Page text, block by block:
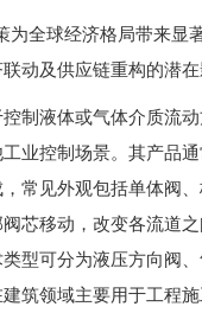
为全球经济格局带来显
动及供应链重构的潜在
制液体或气体介质流
业控制场景。其产品
常见外观包括单体阀
芯移动，改变各流道
型可分为液压方向阀
筑领域主要用于工程